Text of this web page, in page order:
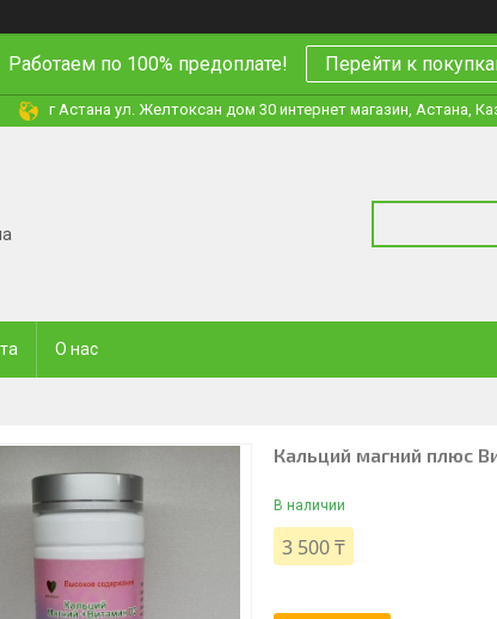
Работаем по 100% предоплате! Перейти к
г Астана ул. Желтоксан дом 30 интернет магазин, Астана,
О нас
Кальций магний плюс
В наличии
3 500 ₸